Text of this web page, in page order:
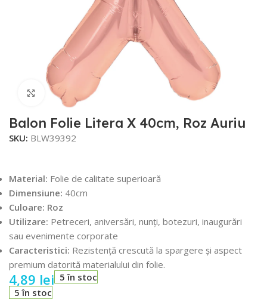
Faceți click pentru a mări
Balon Folie Litera X 40cm, Roz Auriu
SKU: BLW39392
Material: Folie de calitate superioară
Dimensiune: 40cm
Culoare: Roz
Utilizare: Petreceri, aniversări, nunți, botezuri, inaugurări
sau evenimente corporate
Caracteristici: Rezistență crescută la spargere și aspect
premium datorită materialului din folie.
4,89 lei 5 în stoc
5 în stoc